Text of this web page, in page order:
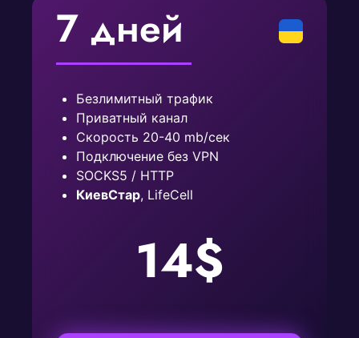
7 дней
Безлимитный трафик
Приватный канал
Скорость 20-40 mb/сек
Подключение без VPN
SOCKS5 / HTTP
КиевСтар, LifeCell
14$